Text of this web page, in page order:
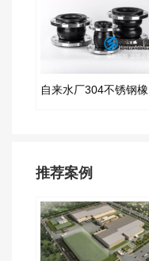
推荐案例